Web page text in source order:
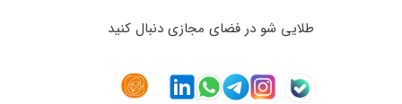
طلایی شو در فضای مجازی دنبال کنید